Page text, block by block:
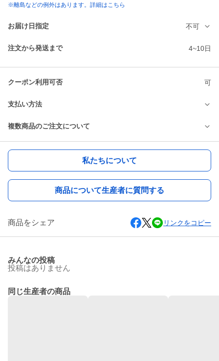
※離島などの例外はあります。詳細はこちら
お届け日指定 不可
注文から発送まで 4~10日
クーポン利用可否 可
支払い方法
複数商品のご注文について
私たちについて
商品について生産者に質問する
商品をシェア リンクをコピー
みんなの投稿
投稿はありません
同じ生産者の商品